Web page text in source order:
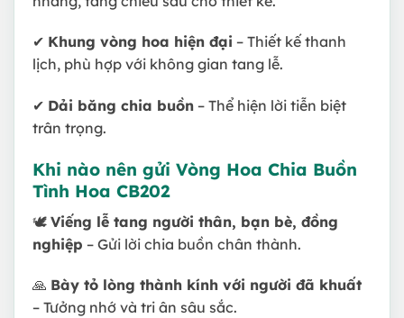
✔ Khung vòng hoa hiện đại – Thiết kế thanh
lịch, phù hợp với không gian tang lễ.
✔ Dải băng chia buồn – Thể hiện lời tiễn biệt
trân trọng.
Khi nào nên gửi Vòng Hoa Chia Buồn
Tình Hoa CB202
🕊 Viếng lễ tang người thân, bạn bè, đồng
nghiệp – Gửi lời chia buồn chân thành.
🙏 Bày tỏ lòng thành kính với người đã khuất
– Tưởng nhớ và tri ân sâu sắc.